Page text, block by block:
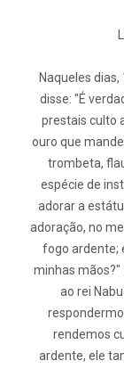
Naqueles
disse: "É
prestais culto
ouro que
trombeta,
espécie de
adorar a
adoração, no
fogo ardente;
minhas mãos?"
ao rei
rendemos
ardente, ele